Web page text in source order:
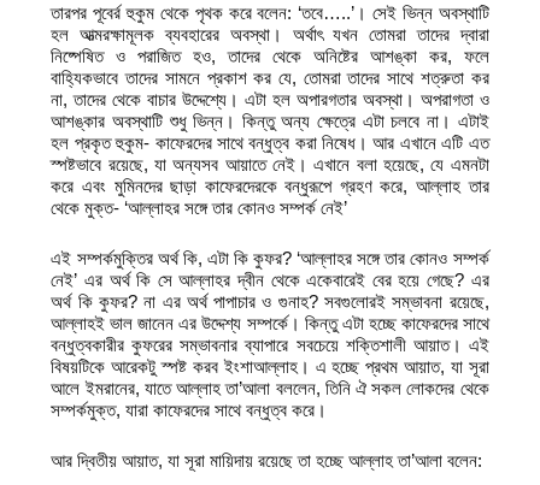
তারপর পূবের্র হুকুম থেকে পৃথক করে বলেন: ‘তবে…..’। সেই ভিন্ন অবস্থাটি
হল আত্মরক্ষামূলক ব্যবহারের অবস্থা। অর্থাৎ যখন তোমরা তাদের দ্বারা
নিষ্পেষিত ও পরাজিত হও, তাদের থেকে অনিষ্টের আশঙ্কা কর, ফলে
বাহ্যিকভাবে তাদের সামনে প্রকাশ কর যে, তোমরা তাদের সাথে শত্রুতা কর
না, তাদের থেকে বাচার উদ্দেশ্যে। এটা হল অপারগতার অবস্থা। অপরাগতা ও
আশঙ্কার অবস্থাটি শুধু ভিন্ন। কিন্তু অন্য ক্ষেত্রে এটা চলবে না। এটাই
হল প্রকৃত হুকুম- কাফেরদের সাথে বন্ধুত্ব করা নিষেধ। আর এখানে এটি এত
স্পষ্টভাবে রয়েছে, যা অন্যসব আয়াতে নেই। এখানে বলা হয়েছে, যে এমনটা
করে এবং মুমিনদের ছাড়া কাফেরদেরকে বন্ধুরূপে গ্রহণ করে, আল্লাহ তার
থেকে মুক্ত- ‘আল্লাহর সঙ্গে তার কোনও সম্পর্ক নেই’
এই সম্পর্কমুক্তির অর্থ কি, এটা কি কুফর? ‘আল্লাহর সঙ্গে তার কোনও সম্পর্ক
নেই’ এর অর্থ কি সে আল্লাহর দ্বীন থেকে একেবারেই বের হয়ে গেছে? এর
অর্থ কি কুফর? না এর অর্থ পাপাচার ও গুনাহ? সবগুলোরই সম্ভাবনা রয়েছে,
আল্লাহই ভাল জানেন এর উদ্দেশ্য সম্পর্কে। কিন্তু এটা হচ্ছে কাফেরদের সাথে
বন্ধুত্বকারীর কুফরের সম্ভাবনার ব্যাপারে সবচেয়ে শক্তিশালী আয়াত। এই
বিষয়টিকে আরেকটু স্পষ্ট করব ইংশাআল্লাহ। এ হচ্ছে প্রথম আয়াত, যা সূরা
আলে ইমরানের, যাতে আল্লাহ তা’আলা বললেন, তিনি ঐ সকল লোকদের থেকে
সম্পর্কমুক্ত, যারা কাফেরদের সাথে বন্ধুত্ব করে।
আর দ্বিতীয় আয়াত, যা সূরা মায়িদায় রয়েছে তা হচ্ছে আল্লাহ তা’আলা বলেন: